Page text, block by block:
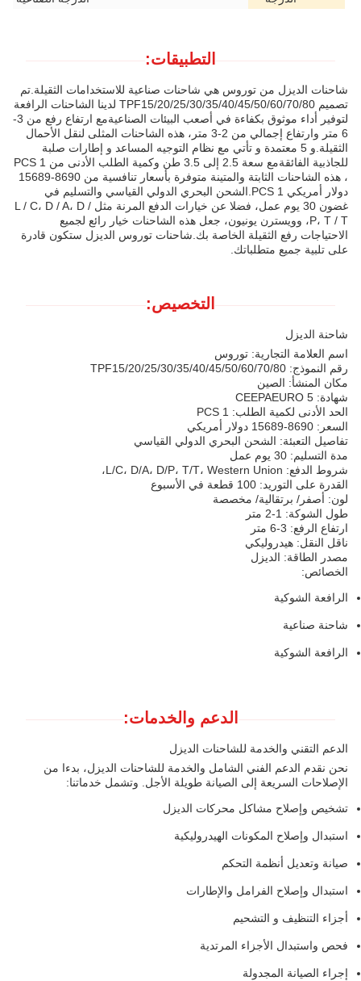
التطبيقات:
شاحنات الديزل من توروس هي شاحنات صناعية للاستخدامات الثقيلة.تم
تصميم TPF15/20/25/30/35/40/45/50/60/70/80 لدينا الشاحنات الرافعة
لتوفير أداء موثوق بكفاءة في أصعب البيئات الصناعيةمع ارتفاع رفع من 3-
6 متر وارتفاع إجمالي من 2-3 متر، هذه الشاحنات المثلى لنقل الأحمال
الثقيلة.و 5 معتمدة و تأتي مع نظام التوجيه المساعد و إطارات صلبة
للجاذبية الفائقةمع سعة 2.5 إلى 3.5 طن وكمية الطلب الأدنى من 1 PCS
، هذه الشاحنات الثابتة والمتينة متوفرة بأسعار تنافسية من 8690-15689
دولار أمريكي 1 PCS.الشحن البحري الدولي القياسي والتسليم في
غضون 30 يوم عمل، فضلا عن خيارات الدفع المرنة مثل L / C، D / A، D /
P، T / T، وويسترن يونيون، جعل هذه الشاحنات خيار رائع لجميع
الاحتياجات رفع الثقيلة الخاصة بك.شاحنات توروس الديزل ستكون قادرة
على تلبية جميع متطلباتك.
التخصيص:
شاحنة الديزل
اسم العلامة التجارية: توروس
رقم النموذج: TPF15/20/25/30/35/40/45/50/60/70/80
مكان المنشأ: الصين
شهادة: CEEPAEURO 5
الحد الأدنى لكمية الطلب: 1 PCS
السعر: 8690-15689 دولار أمريكي
تفاصيل التعبئة: الشحن البحري الدولي القياسي
مدة التسليم: 30 يوم عمل
شروط الدفع: L/C، D/A، D/P، T/T، Western Union،
القدرة على التوريد: 100 قطعة في الأسبوع
لون: أصفر/ برتقالية/ مخصصة
طول الشوكة: 1-2 متر
ارتفاع الرفع: 3-6 متر
ناقل النقل: هيدروليكي
مصدر الطاقة: الديزل
الخصائص:
الرافعة الشوكية
شاحنة صناعية
الرافعة الشوكية
الدعم والخدمات:
الدعم التقني والخدمة للشاحنات الديزل
نحن نقدم الدعم الفني الشامل والخدمة للشاحنات الديزل، بدءا من
الإصلاحات السريعة إلى الصيانة طويلة الأجل. وتشمل خدماتنا:
تشخيص وإصلاح مشاكل محركات الديزل
استبدال وإصلاح المكونات الهيدروليكية
صيانة وتعديل أنظمة التحكم
استبدال وإصلاح الفرامل والإطارات
أجزاء التنظيف و التشحيم
فحص واستبدال الأجزاء المرتدية
إجراء الصيانة المجدولة